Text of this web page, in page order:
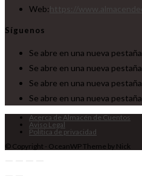
Web:
Síguenos
Se abre en una nueva pestaña
Se abre en una nueva pestaña
Se abre en una nueva pestaña
Se abre en una nueva pestaña
Acerca de Almacén de Cuentos
Aviso Legal
Política de privacidad
© Copyright - OceanWP Theme by Nick